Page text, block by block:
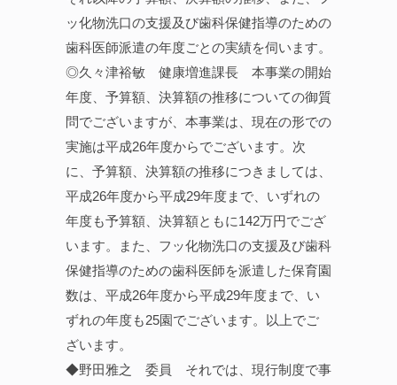
ッ化物洗口の支援及び歯科保健指導のための
歯科医師派遣の年度ごとの実績を伺います。
◎久々津裕敏 健康増進課長 本事業の開始
年度、予算額、決算額の推移についての御質
問でございますが、本事業は、現在の形での
実施は平成26年度からでございます。次
に、予算額、決算額の推移につきましては、
平成26年度から平成29年度まで、いずれの
年度も予算額、決算額ともに142万円でござ
います。また、フッ化物洗口の支援及び歯科
保健指導のための歯科医師を派遣した保育園
数は、平成26年度から平成29年度まで、い
ずれの年度も25園でございます。以上でご
ざいます。
◆野田雅之 委員 それでは、現行制度で事